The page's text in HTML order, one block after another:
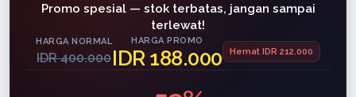
Promo spesial — stok terbatas, jangan sampai
terlewat!
HARGA NORMAL
IDR 400.000
HARGA PROMO
IDR 188.000 Hemat IDR 212.000